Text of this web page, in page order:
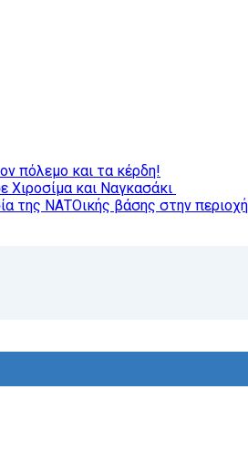
πόλεμο και τα κέρδη!
Χιροσίμα και Ναγκασάκι
της ΝΑΤΟικής βάσης στην περιοχή